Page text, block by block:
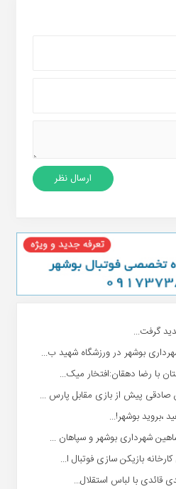
گرفت...
بوشهر در ورزشگاه شهید ب...
با رضا دهقان:افتخار میک...
پیش از بازی مقابل پارس ...
،بروید بوشهر!...
شهردارى بوشهر و سپاهان ...
بازیکن سازی فوتبال ا...
قائدی با لباس استقلال...